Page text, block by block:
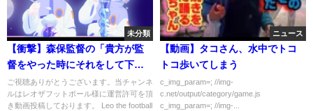
未分類
【衝撃】森保監督の「貴方が監
督をやった時にそれをして下さ
い」発言について…
ご視聴ありがとうございます。当チャンネ
ルはレオザフットボール様に運営許可を頂
き動画投稿しております。 Leo the football
ニュース
【動画】タコさん、水中でトコ
トコ歩いてしまう
c_img_param=; //img-
c.net/output/category/game.js
c_img_param=; //img-...